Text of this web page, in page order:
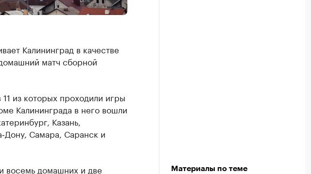
Калининград в качестве
матч сборной
из которых проходили игры
Калининграда в него вошли
Казань,
Самара, Саранск и
восемь домашних и две
Материалы по теме